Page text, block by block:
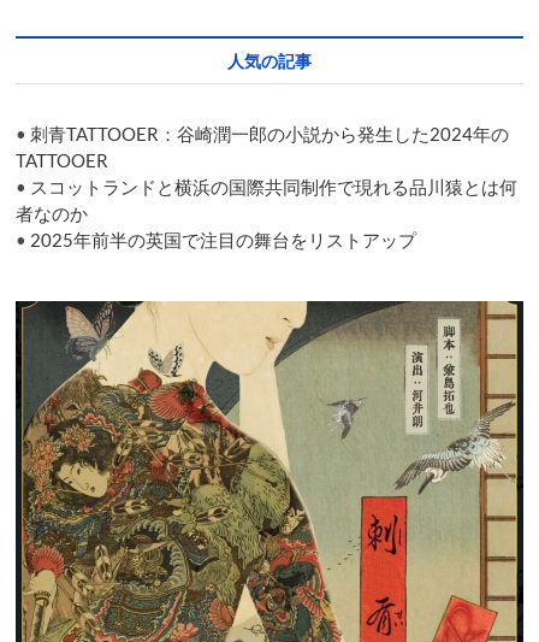
エ
マ
リ
ア
ー
ュ
コ」
人気の記事
•刺青TATTOOER：谷崎潤一郎の小説から発生した2024年の
TATTOOER
• スコットランドと横浜の国際共同制作で現れる品川猿とは何
者なのか
• 2025年前半の英国で注目の舞台をリストアップ